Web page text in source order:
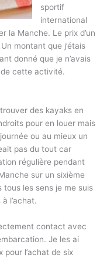
sportif
international
la Manche. Le prix d’un
montant que j’étais
donné que je n’avais
cette activité.
des kayaks en
pour en louer mais
ou au mieux un
pas du tout car
régulière pendant
sur un sixième
tous les sens je me suis
l’achat.
contact avec
Je les ai
pour l’achat de six